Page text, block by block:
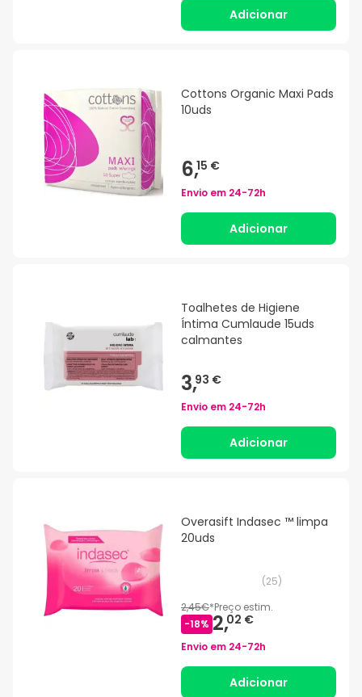
Adicionar
Cottons Organic Maxi Pads
10uds
6,15 €
Envio em 24-72h
Adicionar
Toalhetes de Higiene
Íntima Cumlaude 15uds
calmantes
3,93 €
Envio em 24-72h
Adicionar
Overasift Indasec ™ limpa
20uds
(25)
2,45€*Preço estim.
-18% 2,02 €
Envio em 24-72h
Adicionar